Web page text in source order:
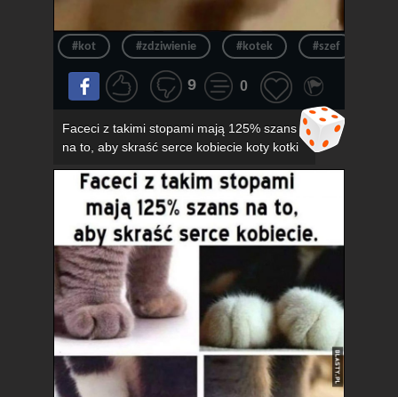
#kot #zdziwienie #kotek #szef
9 0
Faceci z takimi stopami mają 125% szans
na to, aby skraść serce kobiecie koty kotki